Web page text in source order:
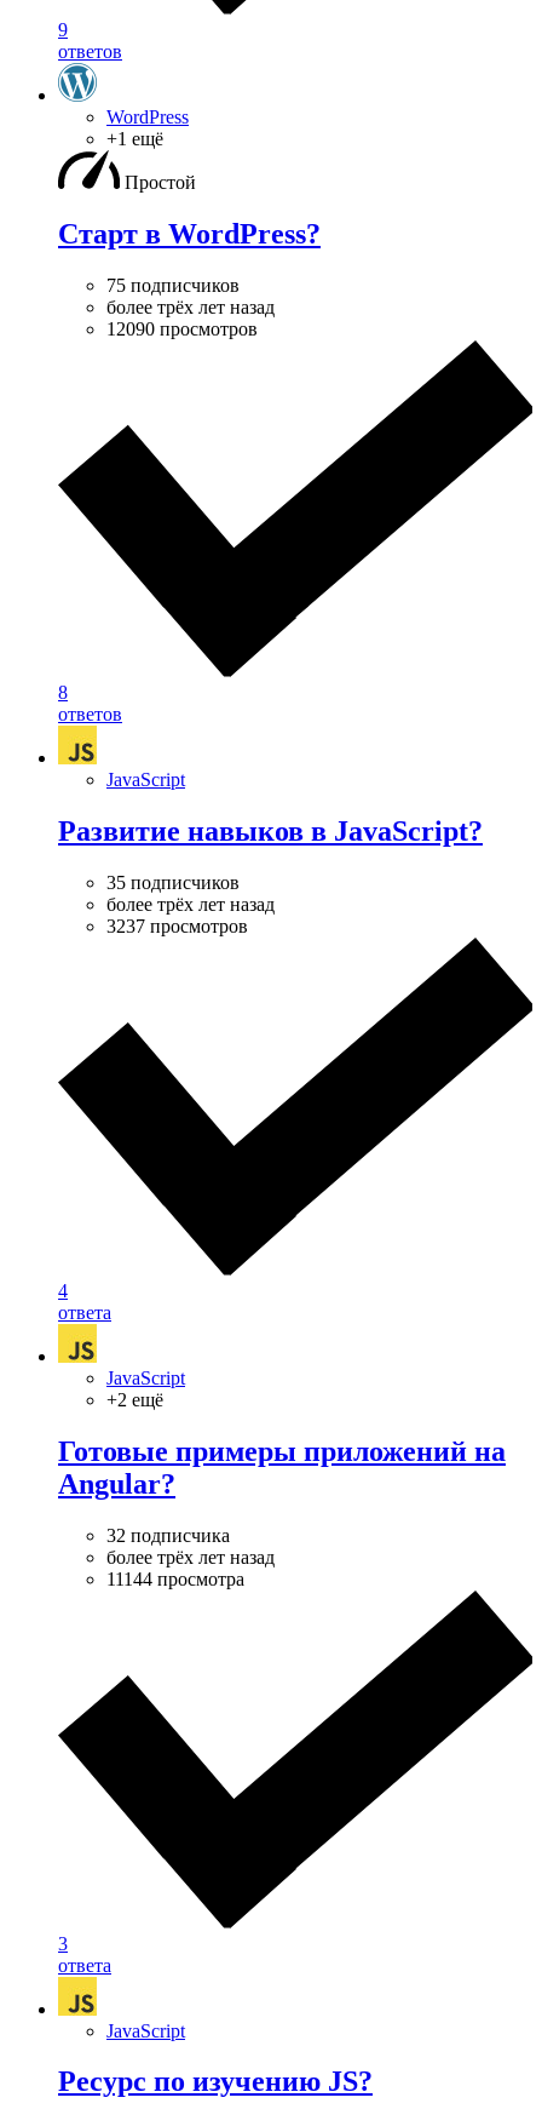
9
ответов
WordPress
+1 ещё
Простой
Старт в WordPress?
75 подписчиков
более трёх лет назад
12090 просмотров
8
ответов
JavaScript
Развитие навыков в JavaScript?
35 подписчиков
более трёх лет назад
3237 просмотров
4
ответа
JavaScript
+2 ещё
Готовые примеры приложений на
Angular?
32 подписчика
более трёх лет назад
11144 просмотра
3
ответа
JavaScript
Ресурс по изучению JS?